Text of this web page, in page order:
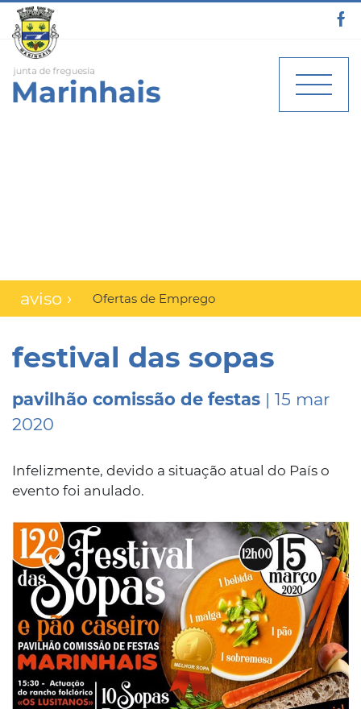
aviso › Ofertas de Emprego
festival das sopas
pavilhão comissão de festas | 15 mar
2020
Infelizmente, devido a situação atual do País o
evento foi anulado.